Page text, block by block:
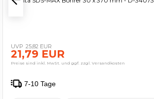
25,82 EUR
21,79 EUR
Preise sind inkl. MwSt. und ggf. zzgl. Versandkosten
7-10 Tage